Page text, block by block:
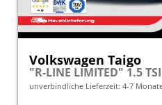
Volkswagen Taigo
unverbindliche Lieferzeit: 4-7